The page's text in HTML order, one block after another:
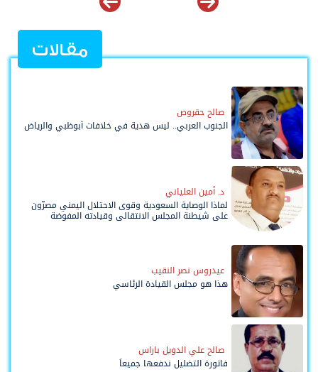
مقالات
صالح حقروص
الجنوب العربي.. ليس هدية في خلافات أبوظبي والرياض
د. أمين العلياني
لماذا الوصاية السعودية وقوى الاحتلال اليمني مصرّون
على شيطنة المجلس الانتقالي وقيادته المفوضة
وحواضنه الشعبية؟
عيدروس نصر النقيب
هذا هو مجلس القيادة الرئاسي
صالح علي الدويل باراس
فاتورة التضليل ندفعها جميعاً